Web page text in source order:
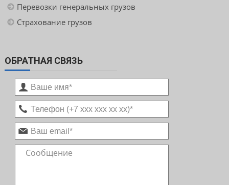
Перевозки генеральных грузов
Страхование грузов
ОБРАТНАЯ СВЯЗЬ